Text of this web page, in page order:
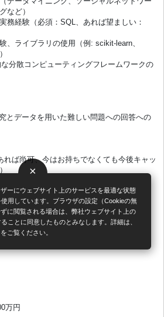
×
ーにウェブサイト上のサービスを最適な状態
用しています。ブラウザの設定（Cookieの無
に閲覧される場合は、弊社ウェブサイト上の
ことに同意したものとみなします。詳細は、
をご覧ください。
など）
務経験（必須：SQL、あれば望ましい：
、ライブラリの使用（例: scikit-learn、
分散コンピューティングフレームワークの
とデータを用いた難しい問題への回答への
れば尚可、今はお持ちでなくても今後キャッ
万円